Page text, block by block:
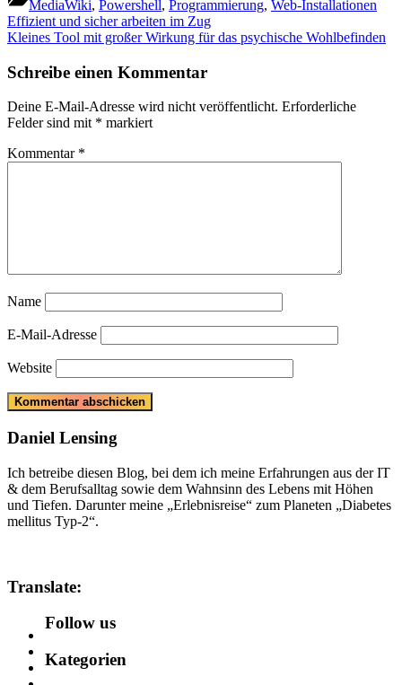
MediaWiki, Powershell, Programmierung, Web-Installationen
Beitragsnavigation
Previous
Post:
Effizient und sicher arbeiten im Zug
Next
Kleines Tool mit großer Wirkung für das psychische Wohlbefinden
Schreibe einen Kommentar
Deine E-Mail-Adresse wird nicht veröffentlicht. Erforderliche
Felder sind mit * markiert
Kommentar *
Name
E-Mail-Adresse
Website
Daniel Lensing
Ich betreibe diesen Blog, bei dem ich meine Erfahrungen aus der IT
& dem Berufsalltag sowie dem Wahnsinn des Lebens mit Höhen
und Tiefen. Darunter meine „Erlebnisreise“ zum Planeten „Diabetes
mellitus Typ-2“.
Translate:
Follow us
Kategorien